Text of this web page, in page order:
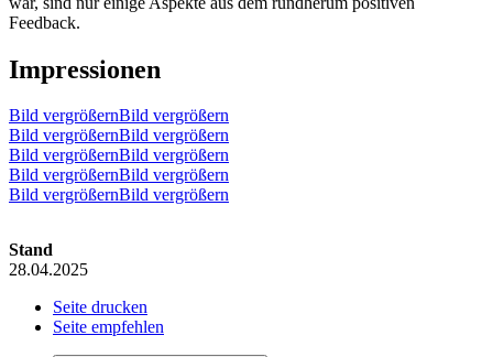
Feedback.
Impressionen
Bild vergrößernBild vergrößern
Bild vergrößernBild vergrößern
Bild vergrößernBild vergrößern
Bild vergrößernBild vergrößern
Bild vergrößernBild vergrößern
Stand
28.04.2025
Seite drucken
Seite empfehlen